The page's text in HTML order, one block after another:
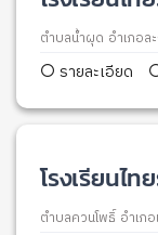
ตำบลน้ำผุด อำเภอล
รายละเอียด
โรงเรียนไ
ตำบลควนโพธิ์ อำเภ